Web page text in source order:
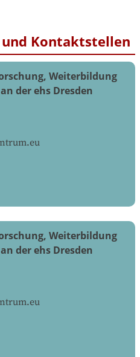
Kontaktstellen
Weiterbildung
der ehs Dresden
Weiterbildung
der ehs Dresden